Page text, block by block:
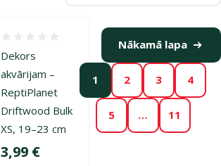
Dekors
akvārijam –
ReptiPlanet
Driftwood Bulk
XS, 19–23 cm
Cena
3,99 €
1 2 3 4
5 … 11
Nākamā lapa